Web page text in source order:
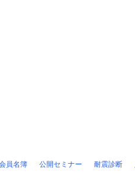
員名簿 公開セミナー 耐震診断